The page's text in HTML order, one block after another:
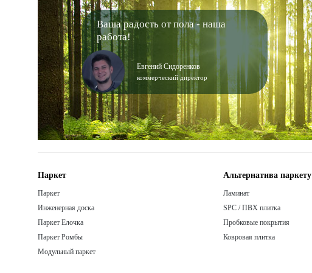
Ваша радость от пола - наша
работа!
Евгений Сидоренков
коммерческий директор
Паркет
Паркет
Инженерная доска
Паркет Елочка
Паркет Ромбы
Модульный паркет
Альтернатива паркету
Ламинат
SPC / ПВХ плитка
Пробковые покрытия
Ковровая плитка